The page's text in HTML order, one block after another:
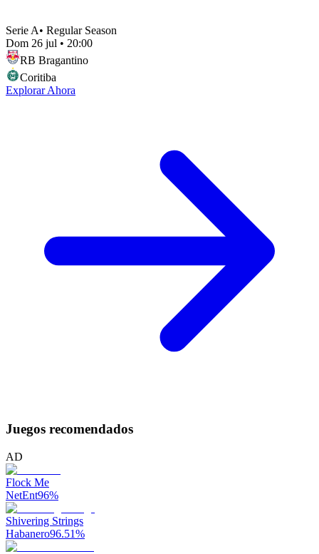
Serie A• Regular Season
Dom 26 jul • 20:00
RB Bragantino
Coritiba
Explorar Ahora
Juegos recomendados
AD
Flock Me
NetEnt96%
Shivering Strings
Habanero96.51%